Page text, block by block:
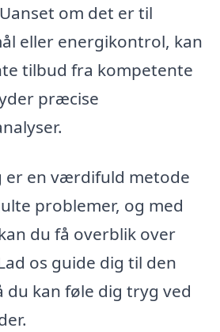
om det er til
eller energikontrol, kan
tilbud fra kompetente
præcise
er en værdifuld metode
problemer, og med
du få overblik over
os guide dig til den
du kan føle dig tryg ved